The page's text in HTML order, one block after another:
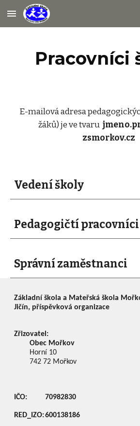
Skip to main content
Pracovníci
E-mailová adresa
žáků) je ve tvaru
zsmorkov.cz
Vedení školy
Pedagogičtí pracovníci
Správní zaměstnanci
Základní škola a Mateřská škola
Jičín, příspěvková organizace
Zřizovatel:
Obec Mořkov
Horní 10
742 72 Mořkov
IČO: 70982830
RED_IZO:600138186